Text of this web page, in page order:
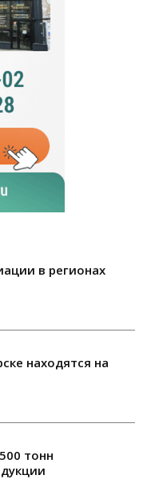
в регионах
находятся на
тонн